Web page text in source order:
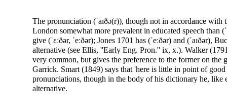
The pronunciation (ˈaɪðə(r)), though not in accordance with
London somewhat more prevalent in educated speech than
give (ˈɛːðər, ˈeːðər); Jones 1701 has (ˈeːðər) and (ˈaɪðər),
alternative (see Ellis, ''Early Eng. Pron.'' ix, x.). Walker
very common, but gives the preference to the former on the
Garrick. Smart (1849) says that 'here is little in point of
pronunciations, though in the body of his dictionary he, like
alternative.